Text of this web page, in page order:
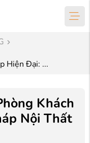
Hiện Đại: ...
Khách
Nội Thất